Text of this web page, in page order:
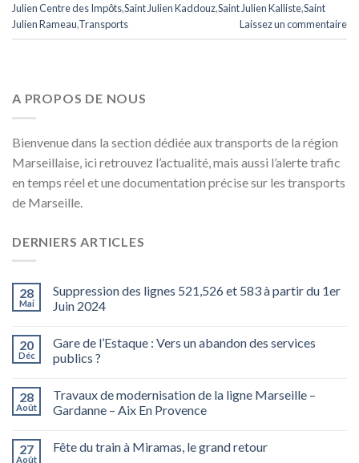
Julien Centre des Impôts,Saint Julien Kaddouz,Saint Julien Kalliste,Saint
Julien Rameau,Transports Laissez un commentaire
A PROPOS DE NOUS
Bienvenue dans la section dédiée aux transports de la région
Marseillaise, ici retrouvez l’actualité, mais aussi l’alerte trafic
en temps réel et une documentation précise sur les transports
de Marseille.
DERNIERS ARTICLES
28
Mai
Suppression des lignes 521,526 et 583 à partir du 1er
Juin 2024
20
Déc
Gare de l’Estaque : Vers un abandon des services
publics ?
28
Août
Travaux de modernisation de la ligne Marseille –
Gardanne – Aix En Provence
27
Août
Fête du train à Miramas, le grand retour